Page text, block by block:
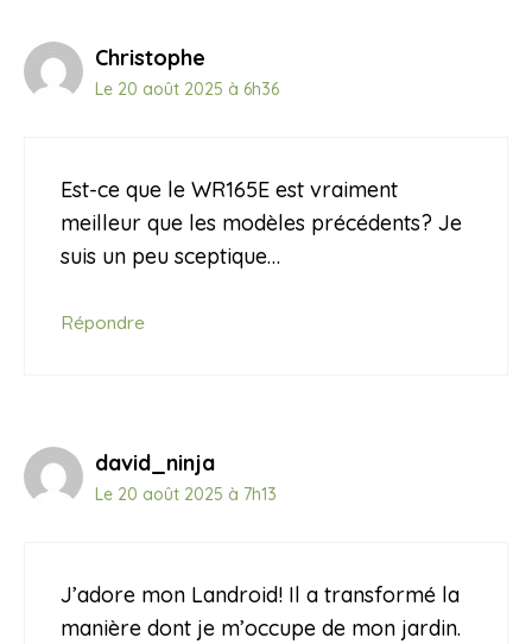
Christophe
Le 20 août 2025 à 6h36
Est-ce que le WR165E est vraiment
meilleur que les modèles précédents? Je
suis un peu sceptique…
Répondre
david_ninja
Le 20 août 2025 à 7h13
J’adore mon Landroid! Il a transformé la
manière dont je m’occupe de mon jardin.